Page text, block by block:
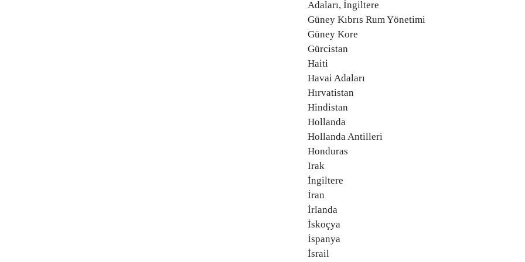
Adaları, İngiltere
Güney Kıbrıs Rum Yönetimi
Güney Kore
Gürcistan
Haiti
Havai Adaları
Hırvatistan
Hindistan
Hollanda
Hollanda Antilleri
Honduras
Irak
İngiltere
İran
İrlanda
İskoçya
İspanya
İsrail